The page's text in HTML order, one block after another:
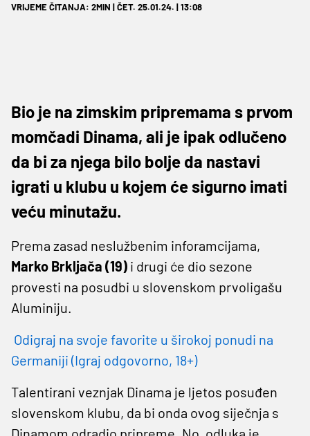
VRIJEME ČITANJA: 2MIN | ČET. 25.01.24. | 13:08
Bio je na zimskim pripremama s prvom
momčadi Dinama, ali je ipak odlučeno
da bi za njega bilo bolje da nastavi
igrati u klubu u kojem će sigurno imati
veću minutažu.
Prema zasad neslužbenim inforamcijama,
Marko Brkljača (19) i drugi će dio sezone
provesti na posudbi u slovenskom prvoligašu
Aluminiju.
Odigraj na svoje favorite u širokoj ponudi na
Germaniji (Igraj odgovorno, 18+)
Talentirani veznjak Dinama je ljetos posuđen
slovenskom klubu, da bi onda ovog siječnja s